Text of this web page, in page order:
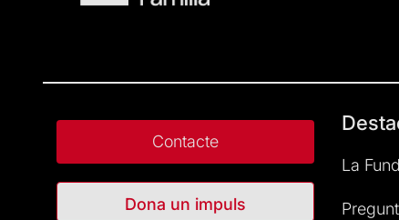
Contacte
Dona un impuls
La